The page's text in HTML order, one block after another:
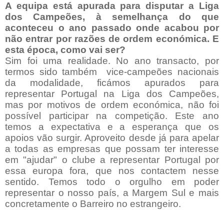
A equipa está apurada para disputar a Liga
dos Campeões, à semelhança do que
aconteceu o ano passado onde acabou por
não entrar por razões de ordem económica. E
esta época, como vai ser?
Sim foi uma realidade. No ano transacto, por
termos sido também
vice-campeões nacionais
da modalidade, ficámos apurados para
representar Portugal na Liga dos Campeões,
mas por motivos de ordem económica, não foi
possível participar na competição. Este ano
temos a expectativa e a esperança que os
apoios vão surgir. Aproveito desde já para apelar
a todas as empresas que possam ter interesse
em "ajudar" o clube a representar Portugal por
essa europa fora, que nos contactem nesse
sentido. Temos todo o orgulho em poder
representar o nosso país, a Margem Sul e mais
concretamente o Barreiro no estrangeiro.